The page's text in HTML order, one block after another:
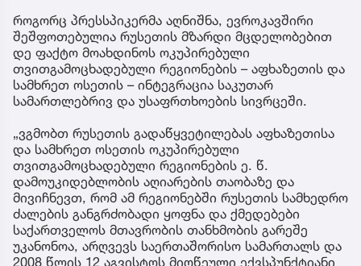
როგორც პრესსპიკერმა აღნიშნა, ევროკავშირი
შეშფოთებულია რუსეთის მზარდი მცდელობებით
დე ფაქტო მოახდინოს ოკუპირებული
თვითგამოცხადებული რეგიონების – აფხაზეთის და
სამხრეთ ოსეთის – ინტეგრაცია საკუთარ
სამართლებრივ და უსაფრთხოების სივრცეში.
„ვგმობთ რუსეთის გადაწყვეტილებას აფხაზეთისა
და სამხრეთ ოსეთის ოკუპირებული
თვითგამოცხადებული რეგიონების ე. წ.
დამოუკიდებლობის აღიარების თაობაზე და
მივიჩნევთ, რომ ამ რეგიონებში რუსეთის სამხედრო
ძალების განგრძობადი ყოფნა და ქმედებები
საქართველოს მთავრობის თანხმობის გარეშე
უკანონოა, არღვევს საერთაშორისო სამართალს და
2008 წლის 12 აგვისტოს მიღწეული ექვსპუნქტიანი